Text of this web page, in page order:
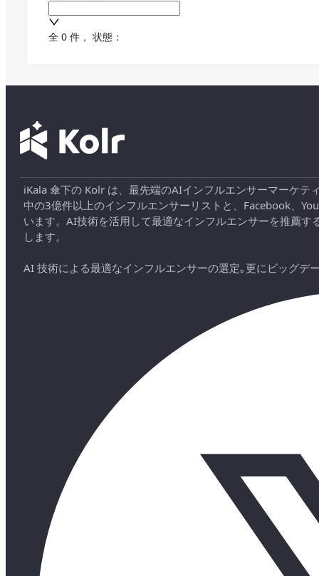
全 0 件 ， 状態：
iKala 傘下の Kolr は、最先端のAIインフルエンサーマーケ
中の3億件以上のインフルエンサーリストと、Facebook、
います。AI技術を活用して最適なインフルエンサーを推薦
します。
AI 技術による最適なインフルエンサーの選定｡更にビッグデ